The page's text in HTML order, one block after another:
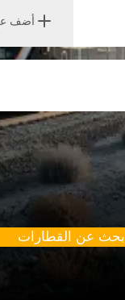
أضف
ابحث عن القطارات